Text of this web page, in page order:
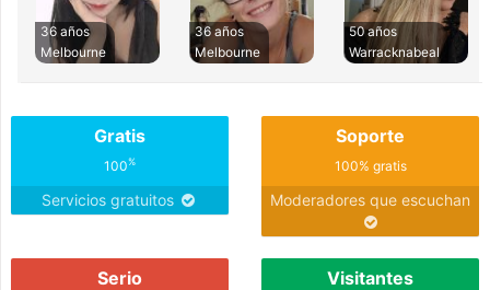
36 años
Melbourne
36 años
Melbourne
50 años
Warracknabeal
Gratis
100%
Servicios gratuitos
Soporte
100% gratis
Moderadores que escuchan
Serio Visitantes